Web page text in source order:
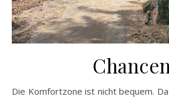
Chancen
Die Komfortzone ist nicht bequem. Das gaukelt sie uns nur